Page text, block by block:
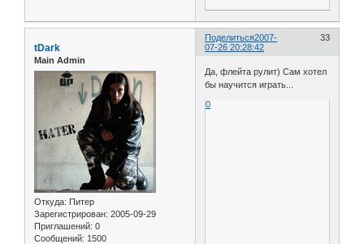
Поделиться 33
2007-
07-26 20:28:42
tDark
Main Admin
Откуда: Питер
Зарегистрирован: 2005-09-29
Приглашений: 0
Сообщений: 1500
Да, флейта рулит) Сам хотел
бы научится играть...
0